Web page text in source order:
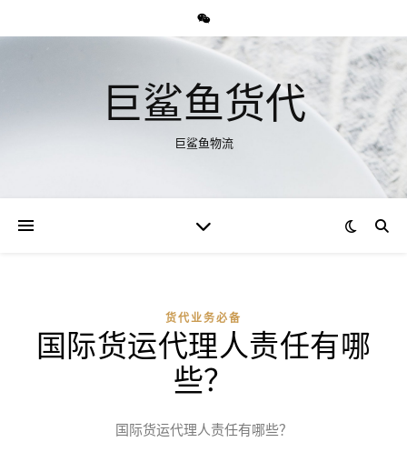
巨鲨鱼货代
巨鲨鱼物流
货代业务必备
国际货运代理人责任有哪
些？
国际货运代理人责任有哪些？